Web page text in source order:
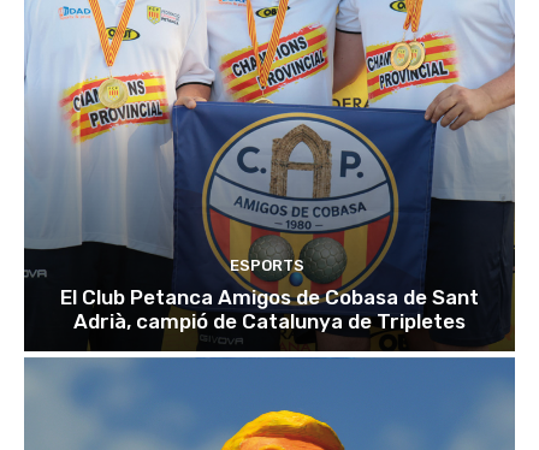
ESPORTS
El Club Petanca Amigos de Cobasa de Sant
Adrià, campió de Catalunya de Tripletes